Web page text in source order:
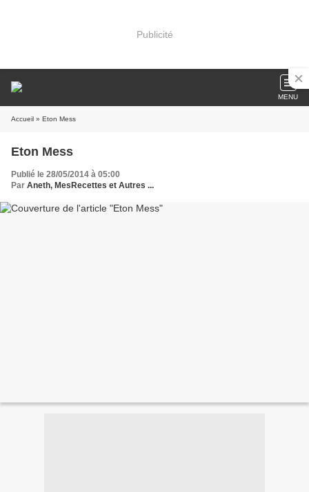
Publicité
MENU
Accueil » Eton Mess
Eton Mess
Publié le 28/05/2014 à 05:00
Par Aneth, MesRecettes et Autres ...